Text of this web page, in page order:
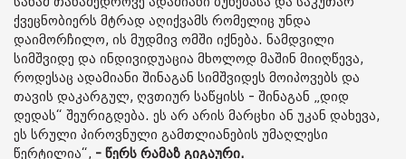
ქვეცნობიერს მტრად აღიქვამს რომელიც უნდა
დაიმორჩილო, ის მუდმივ ომში იქნება. ნამდვილი
სიმშვიდე და ინდივიდუაცია მხოლოდ მაშინ მიიღწევა,
როდესაც ადამიანი შინაგან სიმშვიდეს მოიპოვებს და
თავის დაკარგულ, ღვთიურ საწყისს - შინაგან „დიდ
დედას“ შეურიგდება. ეს არ არის მარცხი ან უკან დახევა,
ეს სრული პიროვნული გამთლიანების უმაღლესი
წერტილია“, - წერს რამაზ გიგაური.